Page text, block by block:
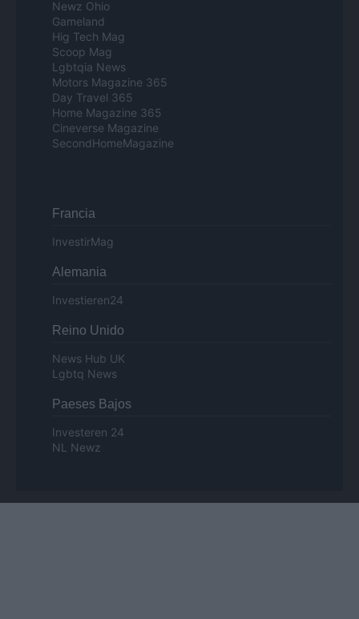
Newz Ohio
Gameland
Hig Tech Mag
Scoop Mag
Lgbtqia News
Motors Magazine 365
Day Travel 365
Home Magazine 365
Cineverse Magazine
SecondHomeMagazine
Francia
InvestirMag
Alemania
Investieren24
Reino Unido
News Hub UK
Lgbtq News
Paeses Bajos
Investeren 24
NL Newz